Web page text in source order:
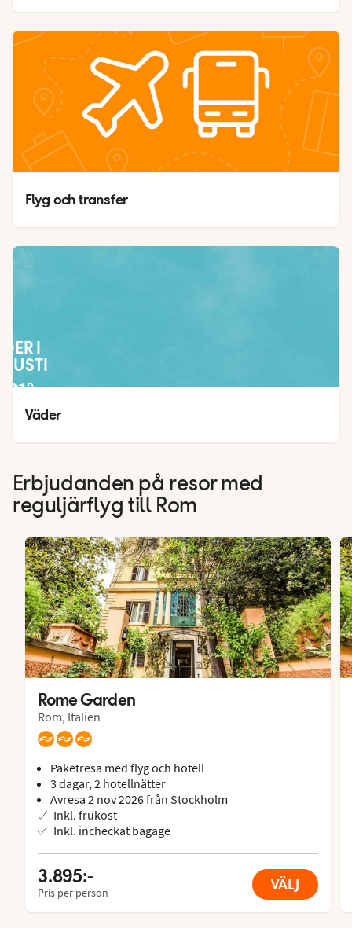
Flyg och transfer
I
31°
20°
Väder
Erbjudanden på resor med
reguljärflyg till Rom
Rome Garden
Rom, Italien
Paketresa med flyg och hotell
3 dagar, 2 hotellnätter
Avresa 2 nov 2026 från Stockholm
Inkl. frukost
Inkl. incheckat bagage
3.895:-
Pris per person VÄLJ